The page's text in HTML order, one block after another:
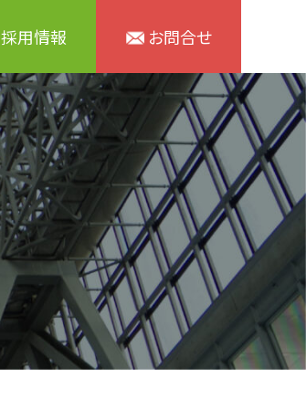
採用情報 お問合せ